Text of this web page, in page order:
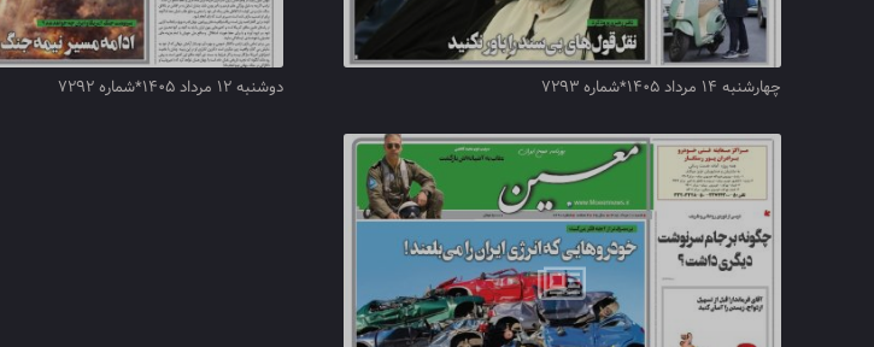
چهارشنبه ۱۴ مرداد ۱۴۰۵*شماره ۷۲۹۳ دوشنبه ۱۲ مرداد ۱۴۰۵*شماره ۷۲۹۲